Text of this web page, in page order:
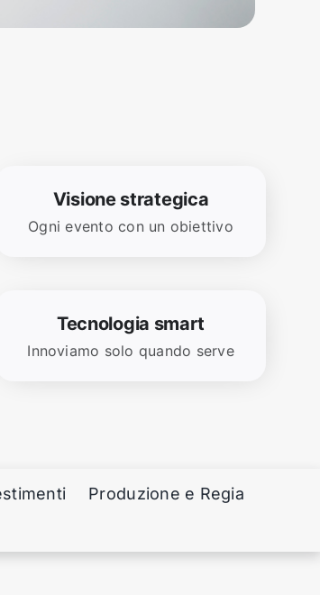
Visione strategica
Ogni evento con un obiettivo
Tecnologia smart
Innoviamo solo quando serve
Produzione e Regia